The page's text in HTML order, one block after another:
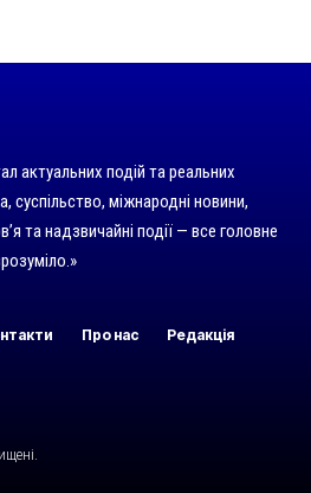
актуальних подій та реальних
суспільство, міжнародні новини,
та надзвичайні події — все головне
Про нас Редакція